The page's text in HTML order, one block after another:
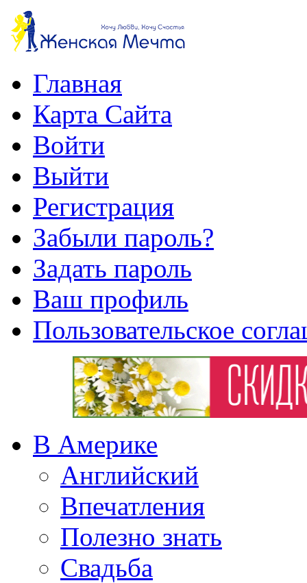
Главная
Карта Сайта
Войти
Выйти
Регистрация
Забыли пароль?
Задать пароль
Ваш профиль
Пользовательское
В Америке
Английский
Впечатления
Полезно знать
Свадьба